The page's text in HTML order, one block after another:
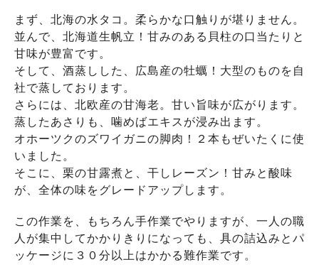
まず、北海の水タコ。柔らかな口触りが堪りません。
並んで、北海道生帆立！甘みのある貝柱の口当たりと
甘味が豊富です。
そして、酒蒸しした、広島産の牡蠣！大型のものを自
社で蒸しております。
さらには、北欧産の甘海老。甘い旨味が広がります。
蒸したあさりも、噛めばエキスが浸み出ます。
オホーツクのズワイガニの脚肉！２本もぜいたくに使
いました。
そこに、栗の甘露煮と、干しレーズン！甘みと酸味
が、全体の味をグレードアップします。
この作業を、もちろん手作業でやりますが、一人の職
人が集中してかかりきりになっても、具の詰込みとパ
ッケージに３０分以上はかかる難作業です。